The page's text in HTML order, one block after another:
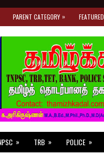
PARENT CATEGORY » FEATURED
» TRB » POLICE »